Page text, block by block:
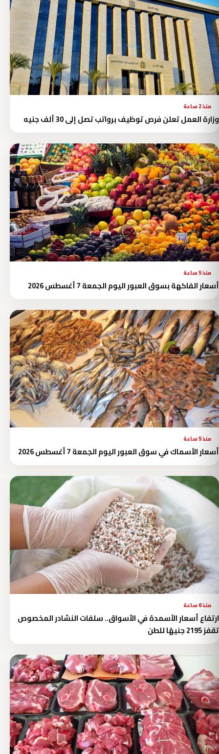
منذ 2 ساعة
وزارة العمل تعلن فرص توظيف برواتب تصل إلى 30 ألف جنيه
منذ 5 ساعة
أسعار الفاكهة بسوق العبور اليوم الجمعة 7 أغسطس 2026
منذ 5 ساعة
أسعار الأسماك في سوق العبور اليوم الجمعة 7 أغسطس 2026
منذ 6 ساعة
ارتفاع أسعار الأسمدة في الأسواق.. سلفات النشادر المخصوص
تقفز 2195 جنيهًا للطن